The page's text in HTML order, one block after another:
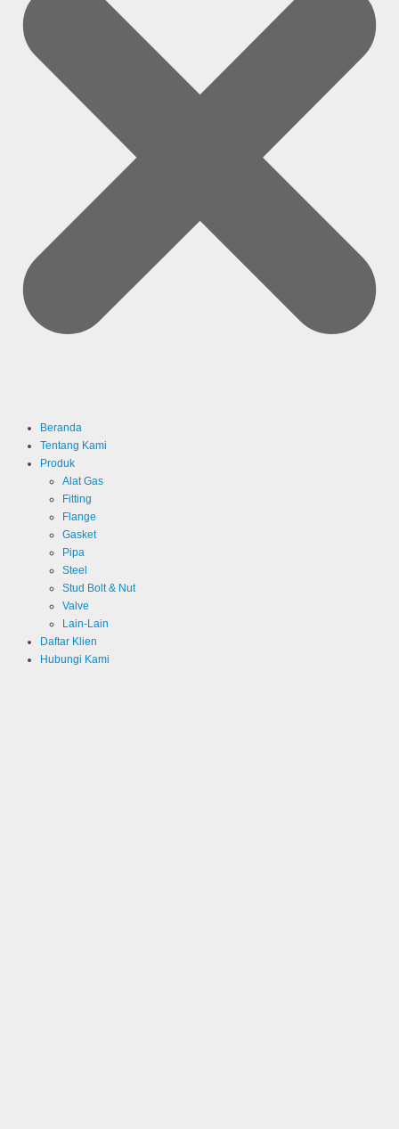
Beranda
Tentang Kami
Produk
Alat Gas
Fitting
Flange
Gasket
Pipa
Steel
Stud Bolt & Nut
Valve
Lain-Lain
Daftar Klien
Hubungi Kami